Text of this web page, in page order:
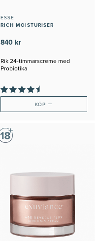
ESSE
RICH MOISTURISER
840 kr
Rik 24-timmarscreme med
Probiotika
KÖP +